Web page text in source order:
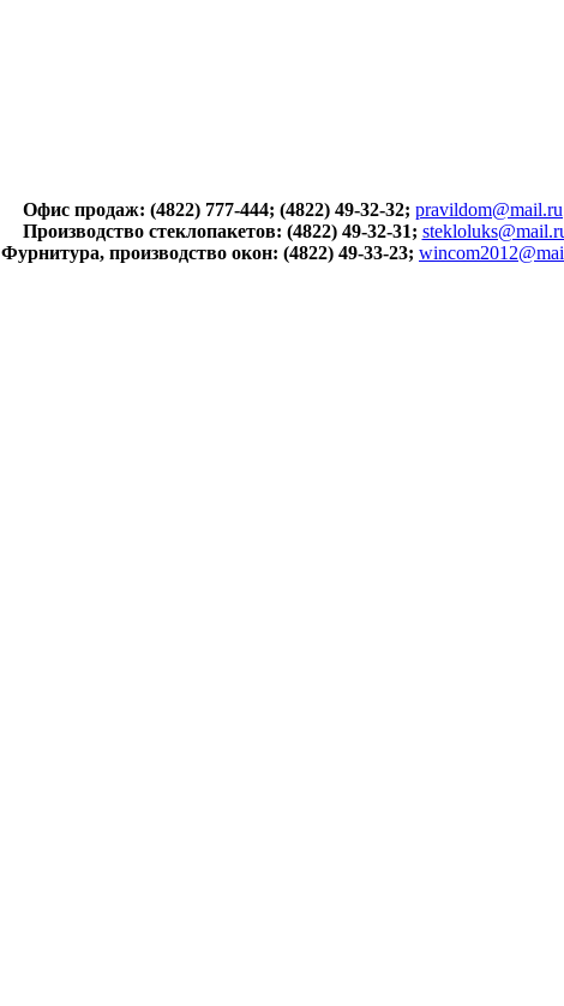
Офис продаж: (4822) 777-444; (4822) 49-32-32; pravildom@mail.ru
Производство стеклопакетов: (4822) 49-32-31;
Фурнитура, производство окон: (4822) 49-33-23;